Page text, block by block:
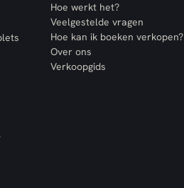
Hoe werkt het?
Veelgestelde vragen
Hoe kan ik boeken verkopen?
Over ons
Verkoopgids